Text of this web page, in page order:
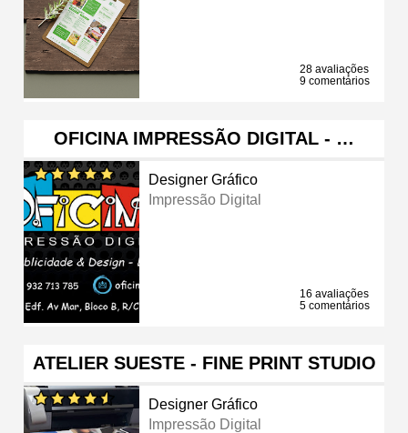
28 avaliações
9 comentários
OFICINA IMPRESSÃO DIGITAL - …
Designer Gráfico
Impressão Digital
16 avaliações
5 comentários
ATELIER SUESTE - FINE PRINT STUDIO
Designer Gráfico
Impressão Digital